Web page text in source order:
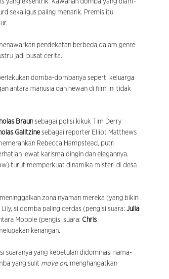
yang eksentrik. Kawanan domba yang diam-
sekaligus paling menarik. Premis itu
pendekatan berbeda dalam genre
jadi pusat cerita.
domba-dombanya seperti keluarga
antara manusia dan hewan di film ini tidak
Braun sebagai polisi kikuk Tim Derry
Galitzine sebagai reporter Elliot Matthews
Rebecca Hampstead, putri
lewat karisma dingin dan elegannya.
turut memperkuat dinamika misteri di desa
zona nyaman mereka (yang bikin
si domba paling cerdas (pengisi suara: Julia
Mopple (pengisi suara: Chris
kenangan.
suaranya yang kebetulan didominasi nama-
yang sulit move on, menghangatkan